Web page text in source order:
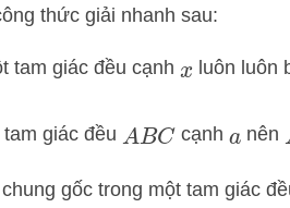
thức giải nhanh sau:
tam giác đều cạnh x luôn luôn
giác đều ABCcạnh anên
gốc trong một tam giác